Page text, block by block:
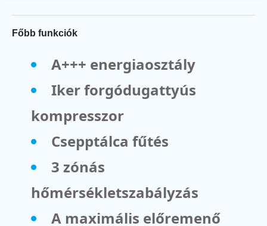
Főbb funkciók
A+++ energiaosztály
Iker forgódugattyús
kompresszor
Csepptálca fűtés
3 zónás
hőmérsékletszabályzás
A maximális előremenő